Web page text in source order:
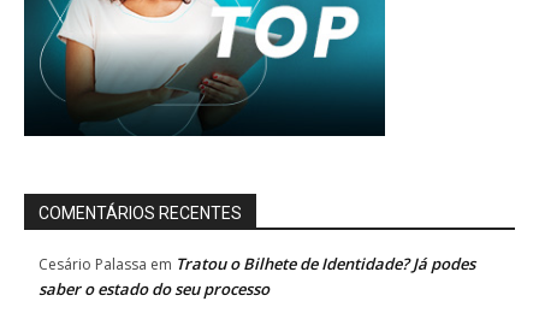
COMENTÁRIOS RECENTES
Cesário Palassa em Tratou o Bilhete de Identidade? Já podes
saber o estado do seu processo